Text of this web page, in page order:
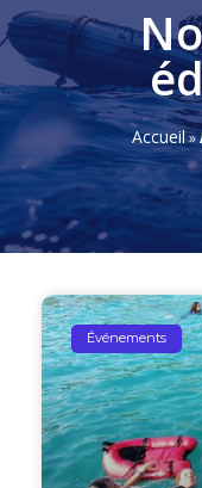
Accueil»
Événements